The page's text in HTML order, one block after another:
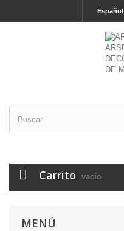
Español
Carrito vacío
MENÚ